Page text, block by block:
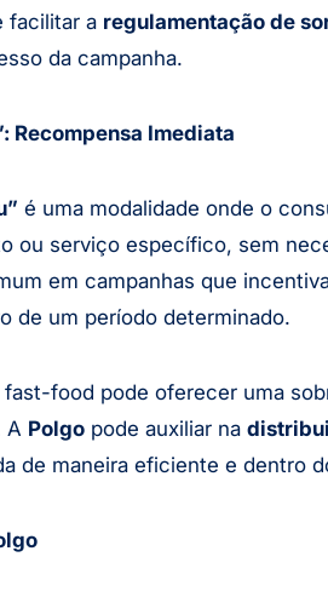
facilitar a regulamentação de
da campanha.
Recompensa Imediata
é uma modalidade onde o
ou serviço específico, sem
em campanhas que
de um período determinado.
fast-food pode oferecer uma
A Polgo pode auxiliar na
de maneira eficiente e dentro